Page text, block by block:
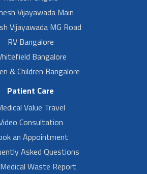
Vijayawada Main
Vijayawada MG Road
RV Bangalore
Bangalore
& Children Bangalore
Patient Care
Value Travel
Consultation
an Appointment
Asked Questions
Waste Report